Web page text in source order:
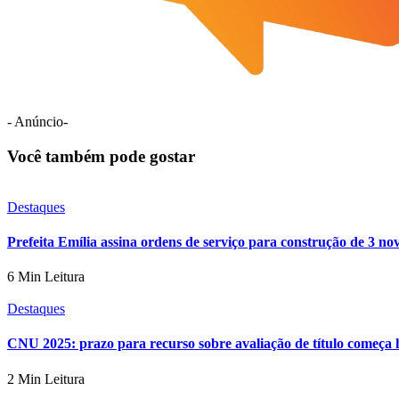
- Anúncio-
Você também pode gostar
Destaques
Prefeita Emília assina ordens de serviço para construção de 3
6 Min Leitura
Destaques
CNU 2025: prazo para recurso sobre avaliação de título começa
2 Min Leitura